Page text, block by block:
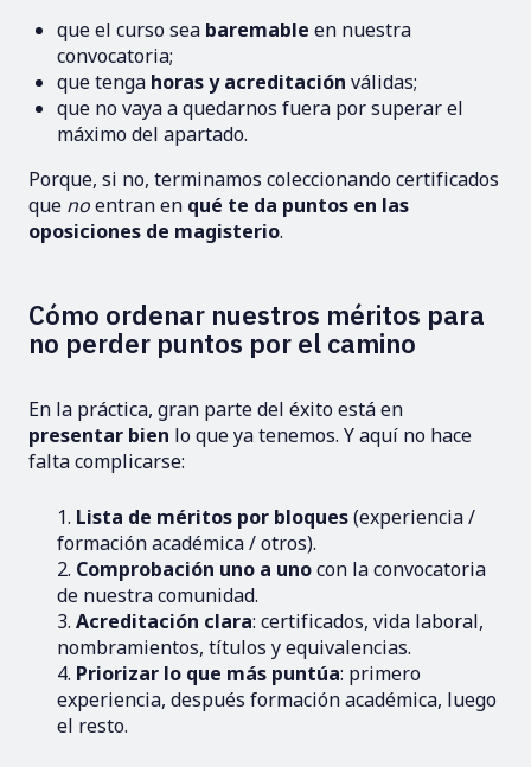
que el curso sea baremable en nuestra
convocatoria;
que tenga horas y acreditación válidas;
que no vaya a quedarnos fuera por superar el
máximo del apartado.
Porque, si no, terminamos coleccionando certificados
que noentran en qué te da puntos en las
oposiciones de magisterio.
Cómo ordenar nuestros méritos para
no perder puntos por el camino
En la práctica, gran parte del éxito está en
presentar bien lo que ya tenemos. Y aquí no hace
falta complicarse:
Lista de méritos por bloques(experiencia /
formación académica / otros).
Comprobación uno a unocon la convocatoria
de nuestra comunidad.
Acreditación clara: certificados, vida laboral,
nombramientos, títulos y equivalencias.
Priorizar lo que más puntúa: primero
experiencia, después formación académica, luego
el resto.